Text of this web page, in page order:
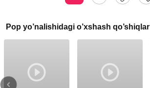
Pop yo’nalishidagi o’xshash qo’shiqlar